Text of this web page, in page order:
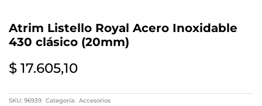
Your review*
Atrim Listello Royal Acero Inoxidable
430 clásico (20mm)
$ 17.605,10
SKU: 96939 Categoría: Accesorios